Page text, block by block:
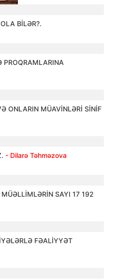
BİLƏR?.
PROQRAMLARINA
ONLARIN MÜAVİNLƏRİ SİNİF
- Dilarə Təhməzova
SAYI 17 192
FƏALİYYƏT